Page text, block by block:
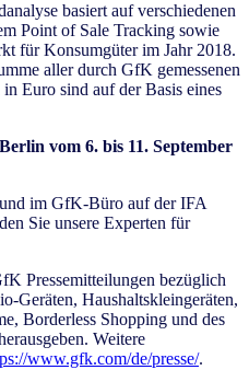
basiert auf verschiedenen
Point of Sale Tracking sowie
für Konsumgüter im Jahr 2018.
aller durch GfK gemessenen
Euro sind auf der Basis eines
vom 6. bis 11. September
im GfK-Büro auf der IFA
Sie unsere Experten für
Pressemitteilungen bezüglich
Geräten, Haushaltskleingeräten,
Borderless Shopping und des
Weitere
www.gfk.com/de/presse/.